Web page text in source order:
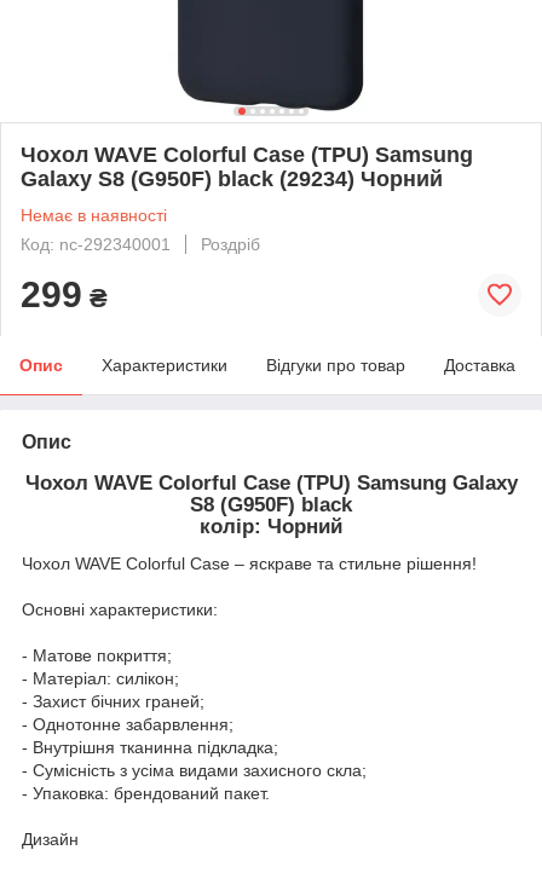
Чохол WAVE Colorful Case (TPU) Samsung
Galaxy S8 (G950F) black (29234) Чорний
Немає в наявності
Код: nc-292340001
Роздріб
299 ₴
Опис Характеристики Відгуки про товар Доставка
Опис
Чохол WAVE Colorful Case (TPU) Samsung Galaxy
S8 (G950F) black
колір: Чорний
Чохол WAVE Colorful Case – яскраве та стильне рішення!
Основні характеристики:
- Матове покриття;
- Матеріал: силікон;
- Захист бічних граней;
- Однотонне забарвлення;
- Внутрішня тканинна підкладка;
- Сумісність з усіма видами захисного скла;
- Упаковка: брендований пакет.
Дизайн